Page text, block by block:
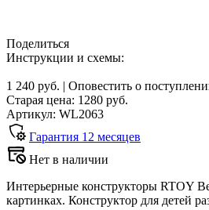
Поделиться
Инструкции и схемы:
1 240 руб. | Оповестить о
Старая цена: 1280 руб.
Артикул: WL2063
Гарантия 12 месяцев
Нет в наличии
Интерьерные конструкторы RTOY
картинках. Конструктор для детей